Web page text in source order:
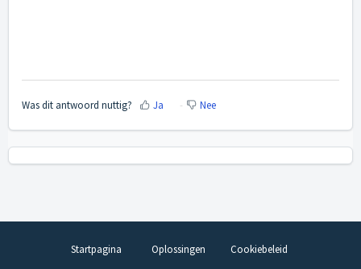
Was dit antwoord nuttig? Ja Nee
Startpagina Oplossingen Cookiebeleid